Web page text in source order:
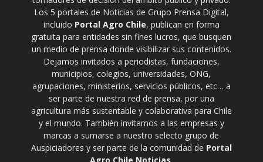
Los 5 portales de Noticias de Grupo Prensa Digital,
incluido Portal Agro Chile, publican en forma
gratuita para entidades sin fines lucros, que busquen
un medio de prensa donde visibilizar sus contenidos.
Dejamos invitados a periodistas, fundaciones,
municipios, colegios, universidades, ONG,
agrupaciones, ministerios, servicios públicos, etc… a
ser parte de nuestra red de prensa, por una
agricultura más sustentable y colaborativa para Chile
y el mundo. También invitamos a las empresas y
marcas a sumarse a nuestro selecto grupo de
Auspiciadores y ser parte de la comunidad de Portal